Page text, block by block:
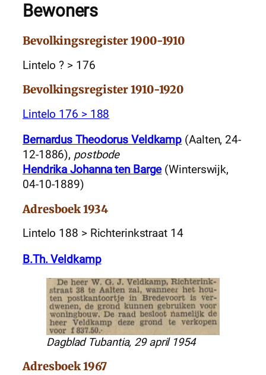
Bewoners
Bevolkingsregister 1900-1910
Lintelo ? > 176
Bevolkingsregister 1910-1920
Lintelo 176 > 188
Bernardus Theodorus Veldkamp (Aalten, 24-
12-1886), postbode
Hendrika Johanna ten Barge(Winterswijk,
04-10-1889)
Adresboek 1934
Lintelo 188 > Richterinkstraat 14
B.Th. Veldkamp
Dagblad Tubantia, 29 april 1954
Adresboek 1967